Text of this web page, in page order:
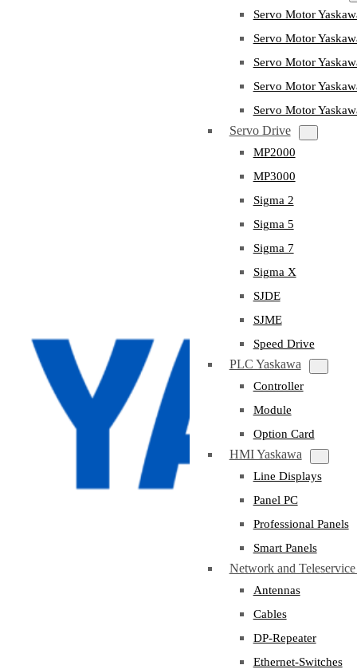
Servo Motor
Servo Motor
Servo Motor
Servo Motor
Servo Motor
Servo Drive
MP2000
MP3000
Sigma 2
Sigma 5
Sigma 7
Sigma X
SJDE
SJME
Speed Drive
PLC Yaskawa
Controller
Module
Option Card
HMI Yaskawa
Line Displays
Panel PC
Professional Panels
Smart Panels
Network and
Antennas
Cables
DP-Repeater
Ethernet-Switches